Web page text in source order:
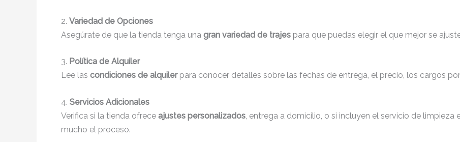
2. Variedad de Opciones
Asegúrate de que la tienda tenga una gran variedad de trajes para que puedas elegir el que mejor se
3. Política de Alquiler
Lee las condiciones de alquilerpara conocer detalles sobre las fechas de entrega, el precio, los cargos
4. Servicios Adicionales
Verifica si la tienda ofrece ajustes personalizados, entrega a domicilio, o si incluyen el servicio de
mucho el proceso.